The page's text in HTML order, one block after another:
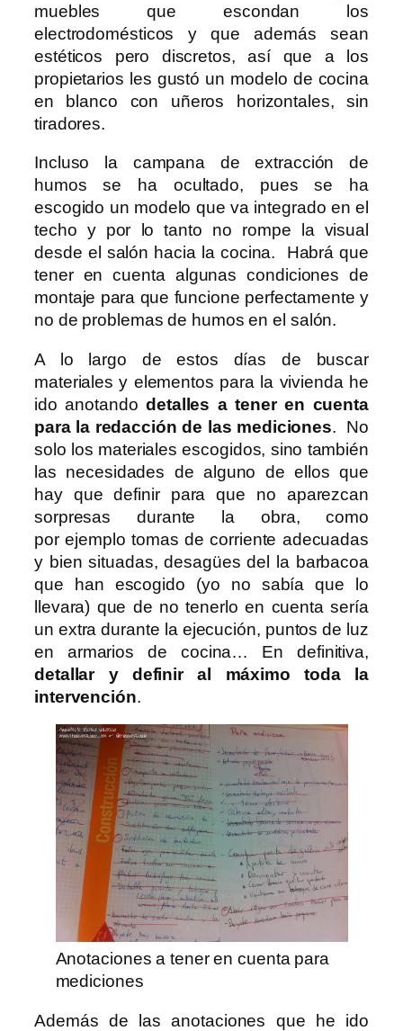
muebles que escondan los
electrodomésticos y que además sean
estéticos pero discretos, así que a los
propietarios les gustó un modelo de cocina
en blanco con uñeros horizontales, sin
tiradores.
Incluso la campana de extracción de
humos se ha ocultado, pues se ha
escogido un modelo que va integrado en el
techo y por lo tanto no rompe la visual
desde el salón hacia la cocina. Habrá que
tener en cuenta algunas condiciones de
montaje para que funcione perfectamente y
no de problemas de humos en el salón.
A lo largo de estos días de buscar
materiales y elementos para la vivienda he
ido anotando detalles a tener en cuenta
para la redacción de las mediciones. No
solo los materiales escogidos, sino también
las necesidades de alguno de ellos que
hay que definir para que no aparezcan
sorpresas durante la obra, como
por ejemplo tomas de corriente adecuadas
y bien situadas, desagües del la barbacoa
que han escogido (yo no sabía que lo
llevara) que de no tenerlo en cuenta sería
un extra durante la ejecución, puntos de luz
en armarios de cocina… En definitiva,
detallar y definir al máximo toda la
intervención.
Anotaciones a tener en cuenta para
mediciones
Además de las anotaciones que he ido